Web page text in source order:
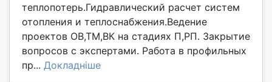
теплопотерь.Гидравлический расчет систем
отопления и теплоснабжения.Ведение
проектов ОВ,ТМ,ВК на стадиях П,РП. Закрытие
вопросов с экспертами. Работа в профильных
пр... Докладніше